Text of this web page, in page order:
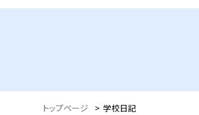
トップページ > 学校日記